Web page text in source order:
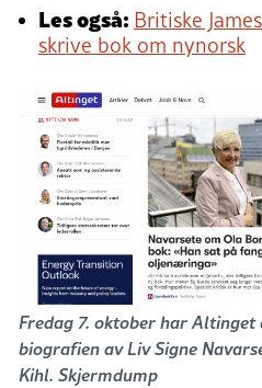
Les også: Britiske
skrive bok om nynorsk
Fredag 7. oktober har
biografien av Liv Signe
Kihl. Skjermdump